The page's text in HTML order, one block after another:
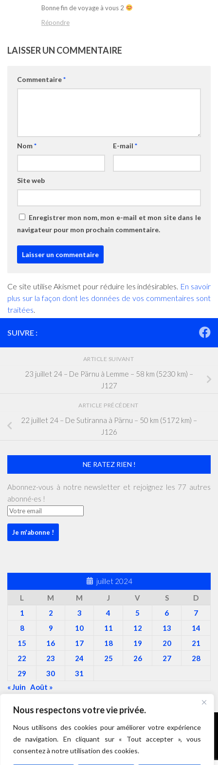
Nous respectons votre vie privée.
Nous utilisons des cookies pour améliorer votre expérience
de navigation. En cliquant sur « Tout accepter », vous
consentez à notre utilisation des cookies.
Bonne fin de voyage à vous 2
Répondre
LAISSER UN COMMENTAIRE
Commentaire*
Nom* E-mail *
Site web
Enregistrer mon nom, mon e-mail et mon site dans le
navigateur pour mon prochain commentaire.
Ce site utilise Akismet pour réduire les indésirables. En savoir
plus sur la façon dont les données de vos commentaires sont
traitées
SUIVRE :
ARTICLE SUIVANT
23 juillet 24 – De Pärnu à Lemme – 58 km (5230 km) –
J127
ARTICLE PRÉCÉDENT
22 juillet 24 – De Sutiranna à Pärnu – 50 km (5172 km) –
J126
NE RATEZ RIEN !
Abonnez-vous à notre newsletter et rejoignez les 77 autres
abonné·es !
juillet 2024
L
M M J V S
D
1
2 3 4 5 6
7
8
9 10 11 12 13
14
15
16 17 18 19 20
21
22
23 24 25 26 27
28
29
30
31
« Juin Août »
Roulez Doudous © 2026. Tous droits réservés.